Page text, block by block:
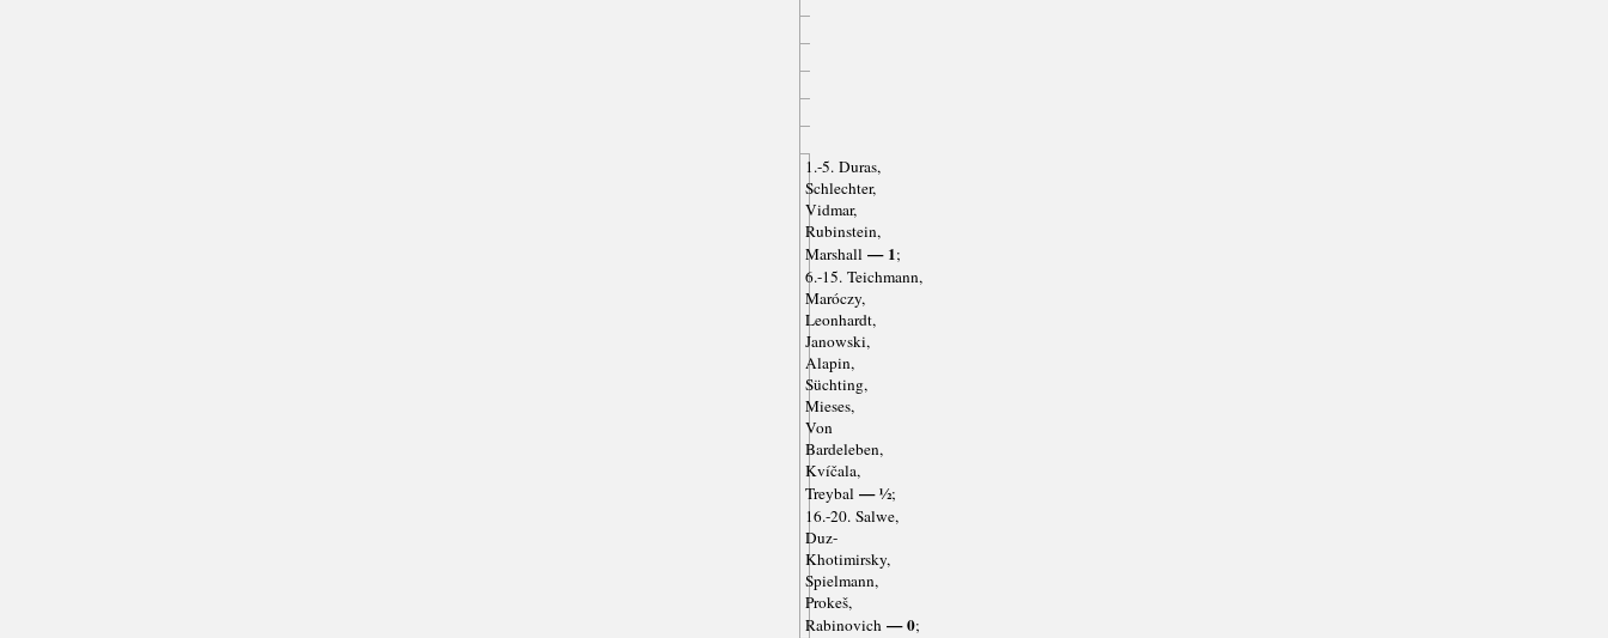
1.-5. Duras,
Schlechter,
Vidmar,
Rubinstein,
Marshall— 1;
6.-15. Teichmann,
Maróczy,
Leonhardt,
Janowski,
Alapin,
Süchting,
Mieses,
Von
Bardeleben,
Kvíčala,
Treybal— ½;
16.-20. Salwe,
Duz-
Khotimirsky,
Spielmann,
Prokeš,
Rabinovich— 0;